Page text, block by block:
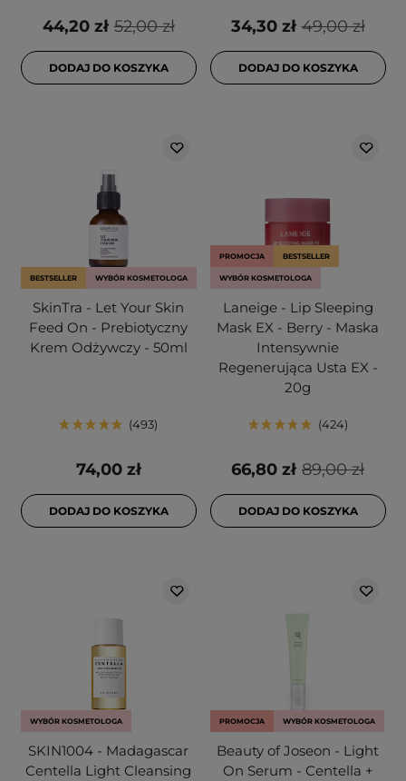
52,00 zł
44,20 zł
DODAJ DO KOSZYKA
49,00 zł
34,30 zł
DODAJ DO KOSZYKA
BESTSELLER WYBÓR KOSMETOLOGA
SkinTra - Let Your Skin
Feed On - Prebiotyczny
Krem Odżywczy - 50ml
493
74,00 zł
DODAJ DO KOSZYKA
PROMOCJA BESTSELLER
WYBÓR KOSMETOLOGA
Laneige - Lip Sleeping
Mask EX - Berry - Maska
Intensywnie
Regenerująca Usta EX -
20g
424
89,00 zł
66,80 zł
DODAJ DO KOSZYKA
WYBÓR KOSMETOLOGA
SKIN1004 - Madagascar
Centella Light Cleansing
PROMOCJA WYBÓR KOSMETOLOGA
Beauty of Joseon - Light
On Serum - Centella +